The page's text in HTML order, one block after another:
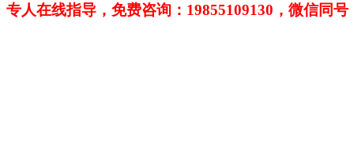
专人在线指导，免费咨询： 19855109130，微信同